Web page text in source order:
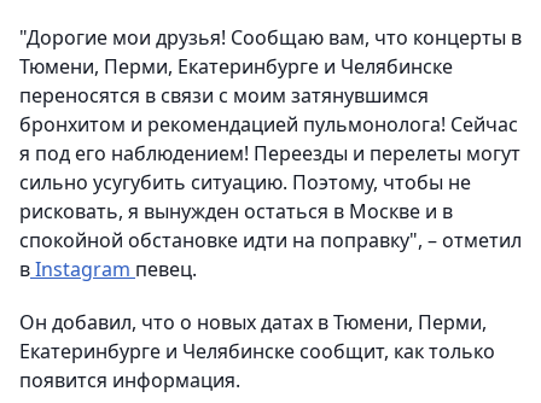
"Дорогие мои друзья! Сообщаю вам, что концерты в
Тюмени, Перми, Екатеринбурге и Челябинске
переносятся в связи с моим затянувшимся
бронхитом и рекомендацией пульмонолога! Сейчас
я под его наблюдением! Переезды и перелеты могут
сильно усугубить ситуацию. Поэтому, чтобы не
рисковать, я вынужден остаться в Москве и в
спокойной обстановке идти на поправку", – отметил
вInstagram певец.
Он добавил, что о новых датах в Тюмени, Перми,
Екатеринбурге и Челябинске сообщит, как только
появится информация.